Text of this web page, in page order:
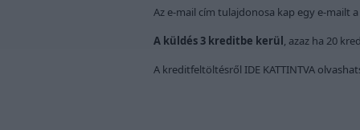
Az e-mail cím tulajdonosa kap egy e-mailt
A küldés 3 kreditbe kerül, azaz ha 20
A kreditfeltöltésről IDE KATTINTVA